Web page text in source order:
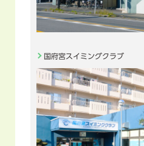
国府宮スイミングクラブ